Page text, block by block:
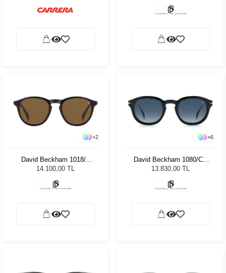
+2
David Beckham 1018/C
05K 19 8643350 Unisex
14.100,00 TL
+6
David Beckham 1080/CS
2M249 Unisex Güneş
13.830,00 TL